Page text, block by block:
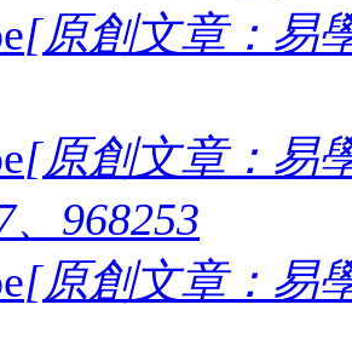
[原創文章：易
[原創文章：易
、968253
[原創文章：易